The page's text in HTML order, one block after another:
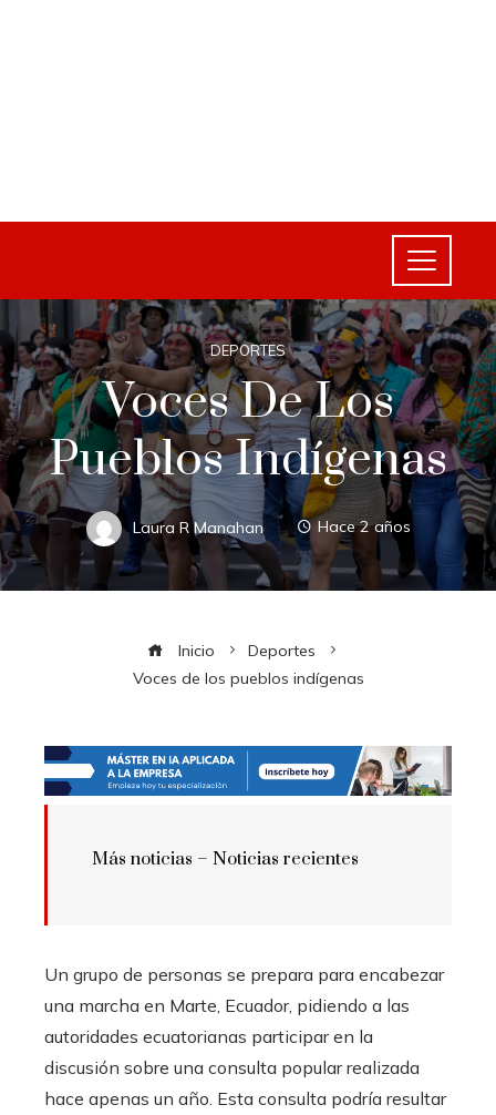
DEPORTES
Voces De Los
Pueblos Indígenas
Laura R Manahan Hace 2 años
Inicio
Deportes
Voces de los pueblos indígenas
Más noticias – Noticias recientes
Un grupo de personas se prepara para encabezar
una marcha en Marte, Ecuador, pidiendo a las
autoridades ecuatorianas participar en la
discusión sobre una consulta popular realizada
hace apenas un año. Esta consulta podría resultar